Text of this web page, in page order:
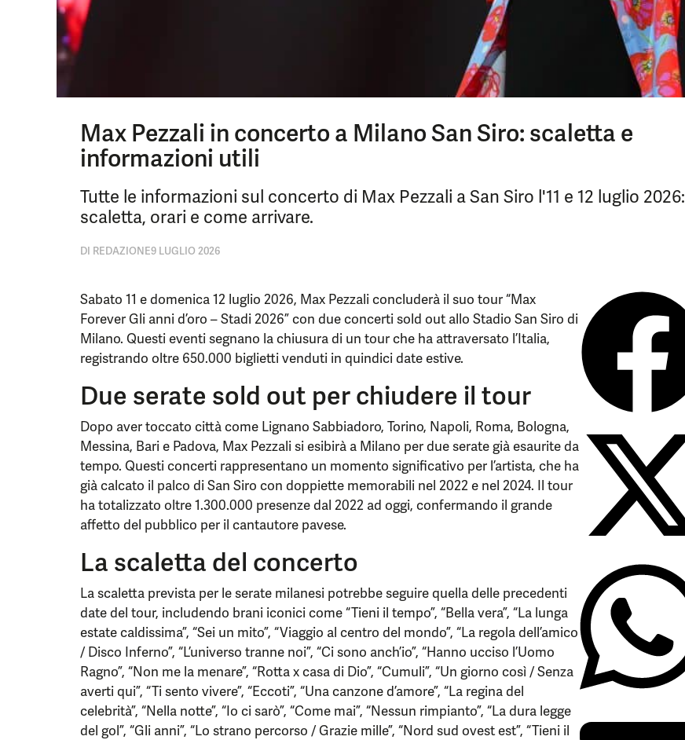
Max Pezzali in concerto a Milano San Siro: scaletta e
informazioni utili
Tutte le informazioni sul concerto di Max Pezzali a San Siro l'11 e 12 luglio 2026:
scaletta, orari e come arrivare.
DI REDAZIONE9 LUGLIO 2026
Sabato 11 e domenica 12 luglio 2026, Max Pezzali concluderà il suo tour “Max
Forever Gli anni d’oro – Stadi 2026” con due concerti sold out allo Stadio San Siro di
Milano. Questi eventi segnano la chiusura di un tour che ha attraversato l’Italia,
registrando oltre 650.000 biglietti venduti in quindici date estive.
Due serate sold out per chiudere il tour
Dopo aver toccato città come Lignano Sabbiadoro, Torino, Napoli, Roma, Bologna,
Messina, Bari e Padova, Max Pezzali si esibirà a Milano per due serate già esaurite da
tempo. Questi concerti rappresentano un momento significativo per l’artista, che ha
già calcato il palco di San Siro con doppiette memorabili nel 2022 e nel 2024. Il tour
ha totalizzato oltre 1.300.000 presenze dal 2022 ad oggi, confermando il grande
affetto del pubblico per il cantautore pavese.
La scaletta del concerto
La scaletta prevista per le serate milanesi potrebbe seguire quella delle precedenti
date del tour, includendo brani iconici come “Tieni il tempo”, “Bella vera”, “La lunga
estate caldissima”, “Sei un mito”, “Viaggio al centro del mondo”, “La regola dell’amico
/ Disco Inferno”, “L’universo tranne noi”, “Ci sono anch’io”, “Hanno ucciso l’Uomo
Ragno”, “Non me la menare”, “Rotta x casa di Dio”, “Cumuli”, “Un giorno così / Senza
averti qui”, “Ti sento vivere”, “Eccoti”, “Una canzone d’amore”, “La regina del
celebrità”, “Nella notte”, “Io ci sarò”, “Come mai”, “Nessun rimpianto”, “La dura legge
del gol”, “Gli anni”, “Lo strano percorso / Grazie mille”, “Nord sud ovest est”, “Tieni il